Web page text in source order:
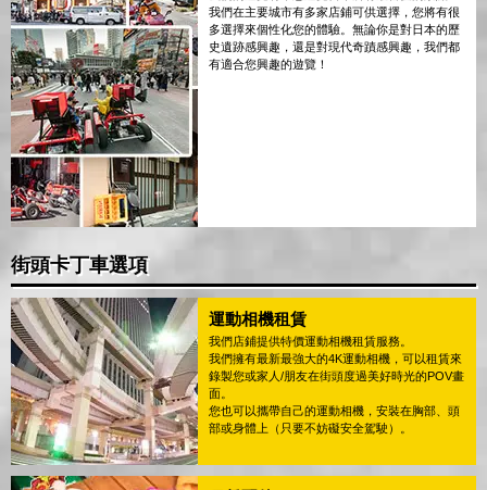
我們在主要城市有多家店鋪可供選擇，您將有很
多選擇來個性化您的體驗。無論你是對日本的歷
史遺跡感興趣，還是對現代奇蹟感興趣，我們都
有適合您興趣的遊覽！
街頭卡丁車選項
運動相機租賃
我們店鋪提供特價運動相機租賃服務。
我們擁有最新最強大的4K運動相機，可以租賃來
錄製您或家人/朋友在街頭度過美好時光的POV畫
面。
您也可以攜帶自己的運動相機，安裝在胸部、頭
部或身體上（只要不妨礙安全駕駛）。